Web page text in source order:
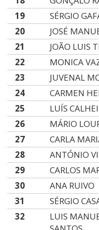
19
SÉRGIO
20
JOSÉ
21
JOÃO LUIS
22
MONICA
23
JUVENAL
24
CARMEN
25
LUÍS
26
MÁRIO
27
CARLA
28
ANTÓNIO
29
CARLOS
30
ANA RUIVO
31
SÉRGIO
32
LUIS